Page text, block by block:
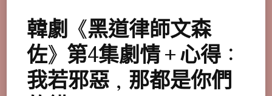
韓劇《黑道律師文森
佐》第4集劇情＋心得：
我若邪惡，那都是你們